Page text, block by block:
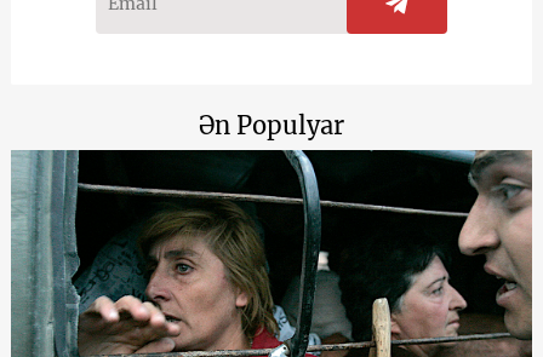
Ən Populyar